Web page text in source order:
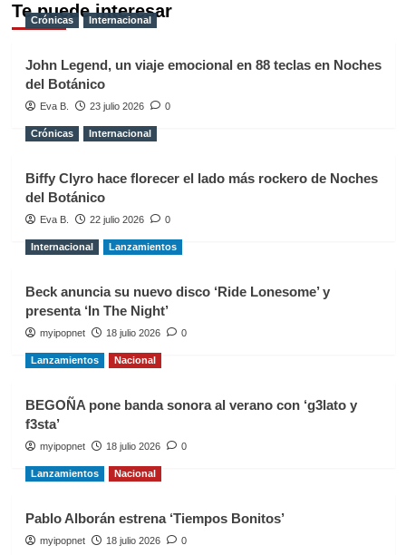
Te puede interesar
Crónicas Internacional
John Legend, un viaje emocional en 88 teclas en Noches
del Botánico
Eva B. 23 julio 2026 0
Crónicas Internacional
Biffy Clyro hace florecer el lado más rockero de Noches
del Botánico
Eva B. 22 julio 2026 0
Internacional Lanzamientos
Beck anuncia su nuevo disco ‘Ride Lonesome’ y
presenta ‘In The Night’
myipopnet 18 julio 2026 0
Lanzamientos Nacional
BEGOÑA pone banda sonora al verano con ‘g3lato y
f3sta’
myipopnet 18 julio 2026 0
Lanzamientos Nacional
Pablo Alborán estrena ‘Tiempos Bonitos’
myipopnet 18 julio 2026 0